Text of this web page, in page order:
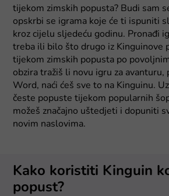
tijekom zimskih popusta? Budi sam
opskrbi se igrama koje će ti ispuniti
kroz cijelu sljedeću godinu. Pronađi
treba ili bilo što drugo iz Kinguinove
tijekom zimskih popusta po
obzira tražiš li novu igru za avanturu,
Word, naći ćeš sve to na Kinguinu.
česte popuste tijekom popularnih
možeš značajno uštedjeti i dopuniti
novim naslovima.
Kako koristiti Kinguin
popust?